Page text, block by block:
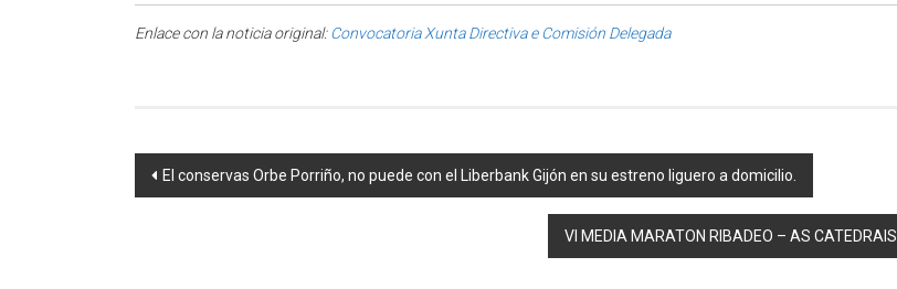
Enlace con la noticia original:Convocatoria Xunta Directiva e Comisión Delegada
Post navigation
El conservas Orbe Porriño, no puede con el Liberbank Gijón en su estreno liguero a domicilio.
VI MEDIA MARATON RIBADEO – AS CATEDRAIS